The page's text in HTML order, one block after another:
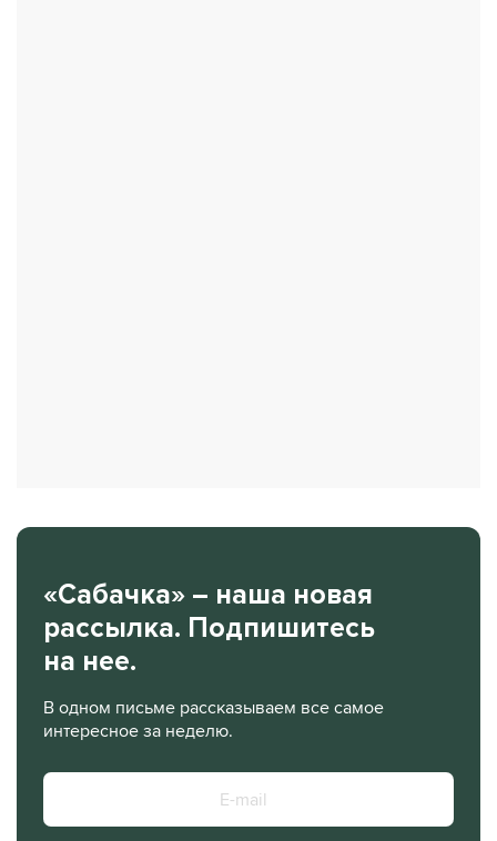
«Сабачка» – наша новая
рассылка. Подпишитесь
на нее.
В одном письме рассказываем все самое
интересное за неделю.